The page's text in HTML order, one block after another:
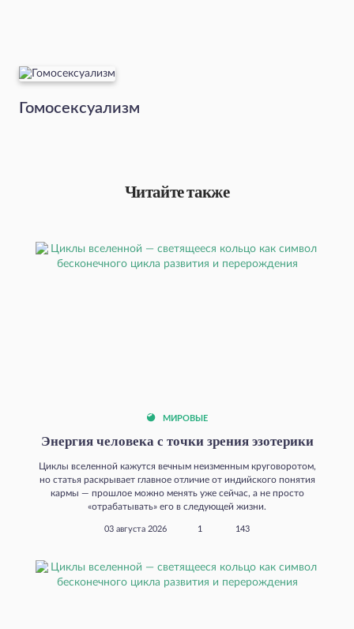
Гомосексуализм
Читайте также
МИРОВЫЕ
Энергия человека с точки зрения эзотерики
Циклы вселенной кажутся вечным неизменным круговоротом,
но статья раскрывает главное отличие от индийского понятия
кармы — прошлое можно менять уже сейчас, а не просто
«отрабатывать» его в следующей жизни.
03 августа 2026 1 143